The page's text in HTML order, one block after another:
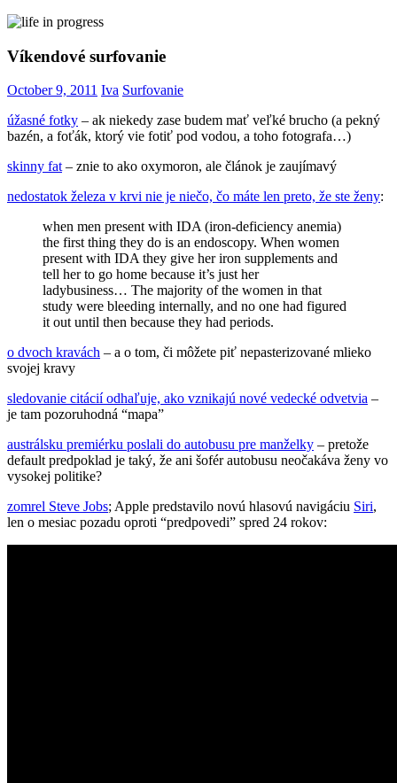
Víkendové surfovanie
October 9, 2011 Iva Surfovanie
úžasné fotky – ak niekedy zase budem mať veľké brucho (a pekný
bazén, a foťák, ktorý vie fotiť pod vodou, a toho fotografa…)
skinny fat– znie to ako oxymoron, ale článok je zaujímavý
nedostatok železa v krvi nie je niečo, čo máte len preto, že ste ženy:
when men present with IDA (iron-deficiency anemia)
the first thing they do is an endoscopy. When women
present with IDA they give her iron supplements and
tell her to go home because it’s just her
ladybusiness… The majority of the women in that
study were bleeding internally, and no one had figured
it out until then because they had periods.
o dvoch kravách – a o tom, či môžete piť nepasterizované mlieko
svojej kravy
sledovanie citácií odhaľuje, ako vznikajú nové vedecké odvetvia –
je tam pozoruhodná “mapa”
austrálsku premiérku poslali do autobusu pre manželky – pretože
default predpoklad je taký, že ani šofér autobusu neočakáva ženy vo
vysokej politike?
zomrel Steve Jobs; Apple predstavilo novú hlasovú navigáciu Siri,
len o mesiac pozadu oproti “predpovedi” spred 24 rokov: